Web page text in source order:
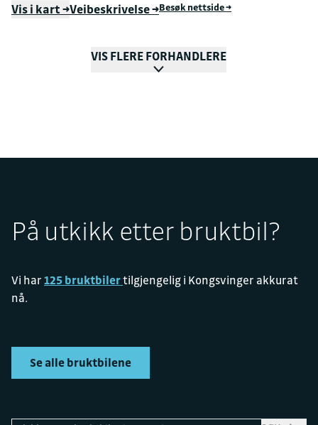
Vis i kart →Veibeskrivelse →Besøk nettside →
VIS FLERE FORHANDLERE
På utkikk etter bruktbil?
Vi har 125 bruktbilertilgjengelig i Kongsvinger akkurat
nå.
Se alle bruktbilene